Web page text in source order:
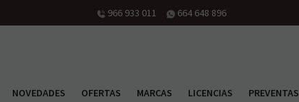
966 933 011 664 648 896
NOVEDADES OFERTAS MARCAS LICENCIAS PREVENTAS